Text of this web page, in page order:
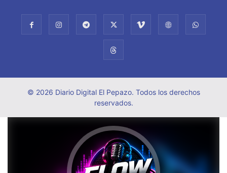
© 2026 Diario Digital El Pepazo. Todos los derechos
reservados.